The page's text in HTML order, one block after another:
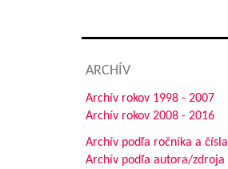
ARCHÍV
Archív rokov 1998 - 2007
Archív rokov 2008 - 2016
Archív podľa ročníka a čísla
Archív podľa autora/zdroja